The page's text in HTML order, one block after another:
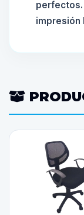
perfectos.
impresión